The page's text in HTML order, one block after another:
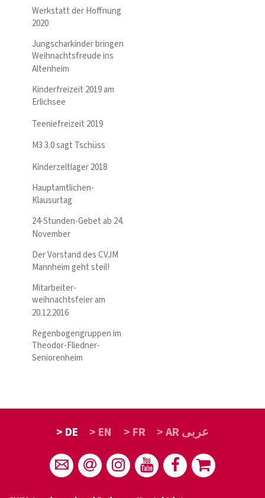
Werkstatt der Hoffnung
2020
Jungscharkinder bringen
Weihnachtsfreude ins
Altenheim
Kinderfreizeit 2019 am
Erlichsee
Teeniefreizeit 2019
M3 3.0 sagt Tschüss
Kinderzeltlager 2018
Hauptamtlichen-
Klausurtag
24-Stunden-Gebet ab 24.
November
Der Vorstand des CVJM
Mannheim geht steil!
Mitarbeiter-
weihnachtsfeier am
20.12.2016
Regenbogengruppen im
Theodor-Fliedner-
Seniorenheim
> DE > EN > FR > AR عربى